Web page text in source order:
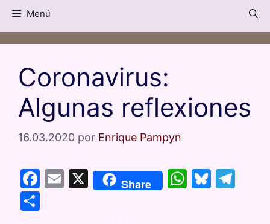
Menú
Coronavirus:
Algunas reflexiones
16.03.2020 por Enrique Pampyn
F
E
X Share
W Bl